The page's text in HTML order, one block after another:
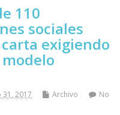
110
sociales
exigiendo
31, 2017 Archivo
No